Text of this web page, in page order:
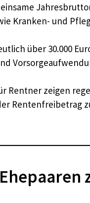
Kranken- und
über 30.000
Rentner zeigen
Rentenfreibetrag